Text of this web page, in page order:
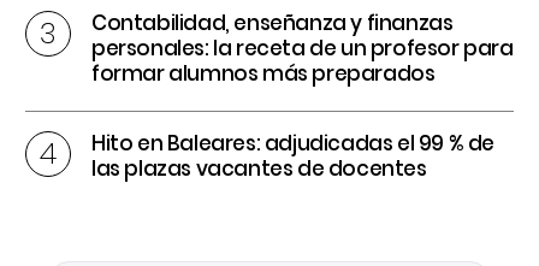
Contabilidad, enseñanza y finanzas
personales: la receta de un profesor para
formar alumnos más preparados
Hito en Baleares: adjudicadas el 99 % de
las plazas vacantes de docentes